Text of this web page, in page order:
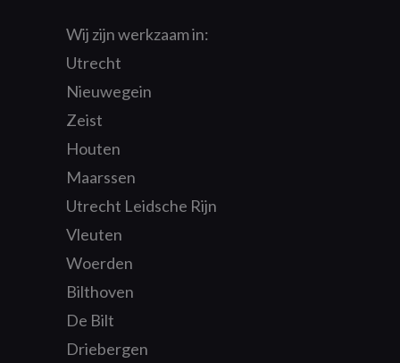
Wij zijn werkzaam in:
Utrecht
Nieuwegein
Zeist
Houten
Maarssen
Utrecht Leidsche Rijn
Vleuten
Woerden
Bilthoven
De Bilt
Driebergen